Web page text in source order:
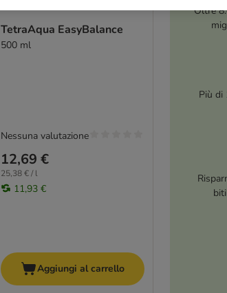
TetraAqua EasyBalance
500 ml
12,69 €
25,38 € / l
11,93 €
Nessuna valutazione
Aggiungi al carrello
Oltre
Più di